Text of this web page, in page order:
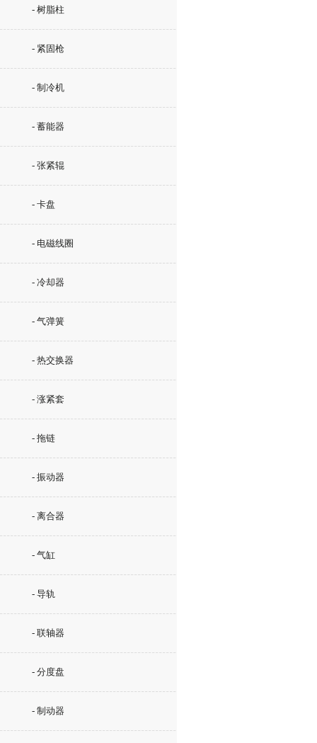
- 树脂柱
- 紧固枪
- 制冷机
- 蓄能器
- 张紧辊
- 卡盘
- 电磁线圈
- 冷却器
- 气弹簧
- 热交换器
- 涨紧套
- 拖链
- 振动器
- 离合器
- 气缸
- 导轨
- 联轴器
- 分度盘
- 制动器